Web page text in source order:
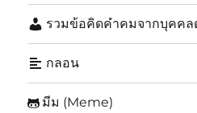
รวมข้อคิดคำคมจากบุคคล
กลอน
มีม (Meme)